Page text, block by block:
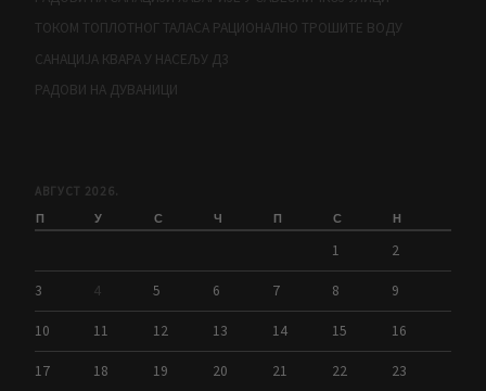
ТОКОМ ТОПЛОТНОГ ТАЛАСА РАЦИОНАЛНО ТРОШИТЕ ВОДУ
САНАЦИЈА КВАРА У НАСЕЉУ Д3
РАДОВИ НА ДУВАНИЦИ
АВГУСТ 2026.
П У С Ч П С Н
1 2
3 4 5 6 7 8 9
10 11 12 13 14 15 16
17 18 19 20 21 22 23